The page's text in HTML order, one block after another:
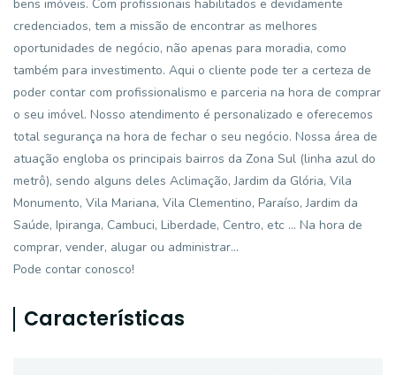
bens imóveis. Com profissionais habilitados e devidamente
credenciados, tem a missão de encontrar as melhores
oportunidades de negócio, não apenas para moradia, como
também para investimento. Aqui o cliente pode ter a certeza de
poder contar com profissionalismo e parceria na hora de comprar
o seu imóvel. Nosso atendimento é personalizado e oferecemos
total segurança na hora de fechar o seu negócio. Nossa área de
atuação engloba os principais bairros da Zona Sul (linha azul do
metrô), sendo alguns deles Aclimação, Jardim da Glória, Vila
Monumento, Vila Mariana, Vila Clementino, Paraíso, Jardim da
Saúde, Ipiranga, Cambuci, Liberdade, Centro, etc ... Na hora de
comprar, vender, alugar ou administrar...
Pode contar conosco!
Características